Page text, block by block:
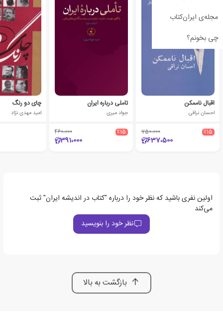
مجله‌ی ایران‌کتاب
چی بخونم؟
اقبال ناممکن
احسان نراقی
٪15 750،000
637،500
تاملی درباره ایران
جواد میری
٪15 460،000
391،000
چای دو رنگ
امید مهدی نژاد
اولین نفری باشید که نظر خود را درباره "کتاب در اندیشه ایران" ثبت
می‌کند
نظر خود را بنویسید
بازگشت به بالا